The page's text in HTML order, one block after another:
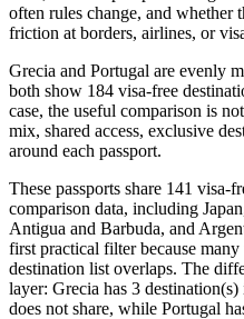
often rules change, and whether
friction at borders, airlines, or
Grecia and Portugal are evenly
both show 184 visa-free
case, the useful comparison is
mix, shared access, exclusive
around each passport.
These passports share 141 visa-
comparison data, including
Antigua and Barbuda, and
first practical filter because
destination list overlaps. The
layer: Grecia has 3
does not share, while Portugal